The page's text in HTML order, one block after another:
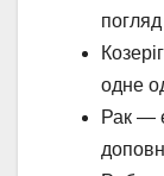
погляд
одне
Рак —